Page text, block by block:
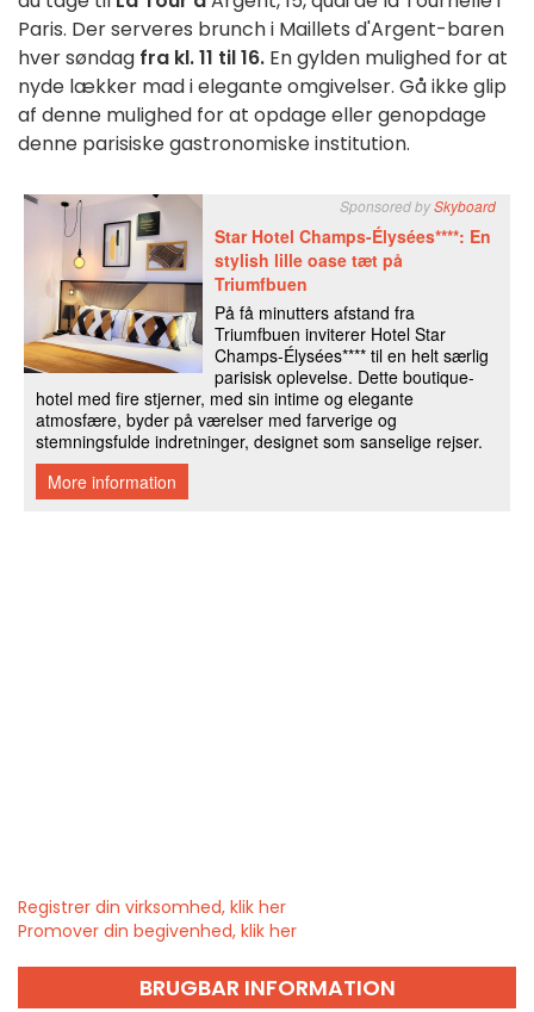
Paris. Der serveres brunch i Maillets d'Argent-baren
hver søndag fra kl. 11 til 16. En gylden mulighed for at
nyde lækker mad i elegante omgivelser. Gå ikke glip
af denne mulighed for at opdage eller genopdage
denne parisiske gastronomiske institution.
Registrer din virksomhed, klik her
Promover din begivenhed, klik her
BRUGBAR INFORMATION